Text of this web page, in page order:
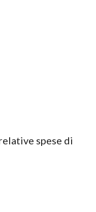
spese di